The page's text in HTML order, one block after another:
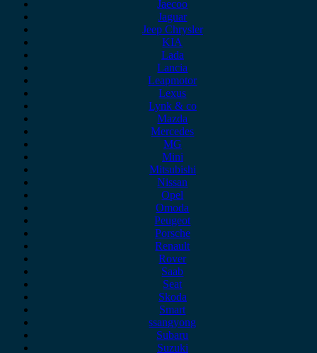
Jaecoo
Jaguar
Jeep Chrysler
KIA
Lada
Lancia
Leapmotor
Lexus
Lynk & co
Mazda
Mercedes
MG
Mini
Mitsubishi
Nissan
Opel
Omoda
Peugeot
Porsche
Renault
Rover
Saab
Seat
Skoda
Smart
ssangyong
Subaru
Suzuki